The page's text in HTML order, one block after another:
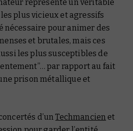
représente un véritable
plus vicieux et agressifs
nécessaire pour animer des
et brutales, mais ces
les plus susceptibles de
par rapport au fait
prison métallique et
d’unTechmancien et